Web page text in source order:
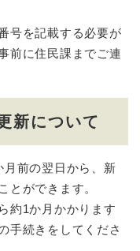
号を記載する必要が
前に住民課までご連
新について
前の翌日から、新
とができます。
約1か月かかります
手続きをしてくださ